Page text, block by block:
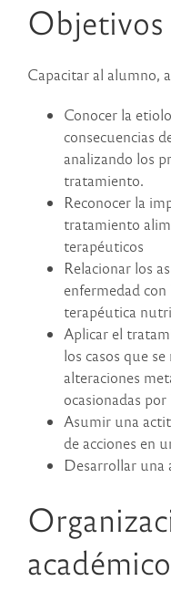
Objetivos
Capacitar al alumno,
Conocer la
consecuencias
analizando los
tratamiento.
Reconocer la
tratamiento
terapéuticos
Relacionar los
enfermedad
terapéutica
Aplicar el
los casos que
alteraciones
ocasionadas
Asumir una
de acciones en
Desarrollar una